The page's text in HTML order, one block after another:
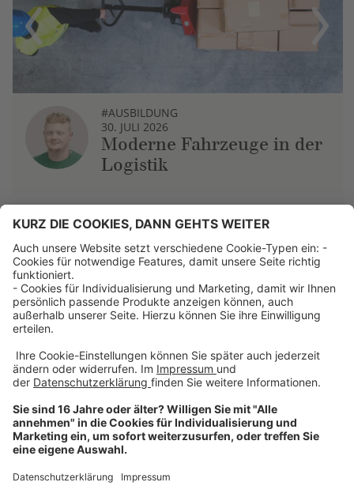
Previous
#AUSBILDUNG
30. JULI 2026
Moderne Fahrzeuge in der
Logistik
Next
Über uns
Dehner Unternehmen
Jobs bei Dehner